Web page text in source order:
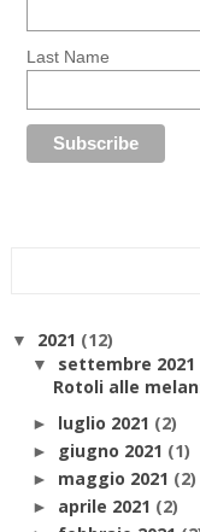
Last Name
▼ 2021 (12)
▼ settembre 2021
Rotoli alle
► luglio 2021 (2)
► giugno 2021 (1)
► maggio 2021 (2)
► aprile 2021 (2)